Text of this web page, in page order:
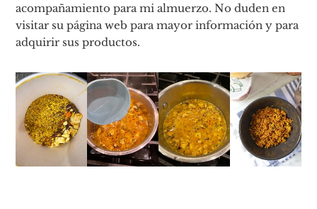
acompañamiento para mi almuerzo. No duden en
visitar su página web para mayor información y para
adquirir sus productos.